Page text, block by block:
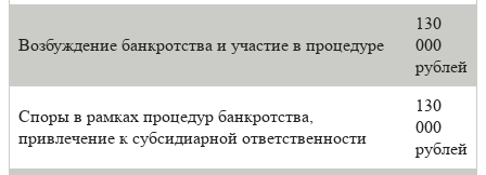
Возбуждение банкротства и участие в процедуре
130
000
рублей
Споры в рамках процедур банкротства,
привлечение к субсидиарной ответственности
130
000
рублей